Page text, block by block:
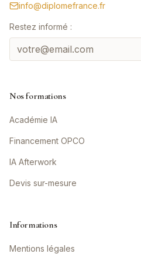
info@diplomefrance.fr
Restez informé :
Nos formations
Académie IA
Financement OPCO
IA Afterwork
Devis sur-mesure
Informations
Mentions légales